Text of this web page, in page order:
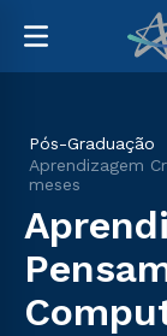
Pós-Graduação
Aprendizagem
meses